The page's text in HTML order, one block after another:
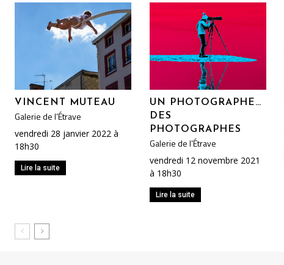
VINCENT MUTEAU
Galerie de l’Étrave
vendredi 28 janvier 2022 à
18h30
Lire la suite
UN PHOTOGRAPHE…
DES
PHOTOGRAPHES
Galerie de l’Étrave
vendredi 12 novembre 2021
à 18h30
Lire la suite